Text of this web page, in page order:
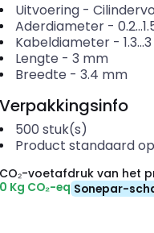
Uitvoering-
Aderdiameter-
Kabeldiameter- 1.3...3
Lengte - 3 mm
Breedte - 3.4 mm
Verpakkingsinfo
500 stuk(s)
Product standaard
CO₂-voetafdruk van het
0 Kg CO₂-eq Sonepar-